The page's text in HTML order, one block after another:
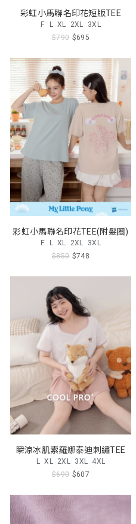
彩虹小馬聯名印花短版TEE
F L XL 2XL 3XL
$790 $695
彩虹小馬聯名印花TEE(附髮圈)
F L XL 2XL 3XL
$850 $748
瞬涼冰肌索羅娜泰迪刺繡TEE
L XL 2XL 3XL 4XL
$690 $607